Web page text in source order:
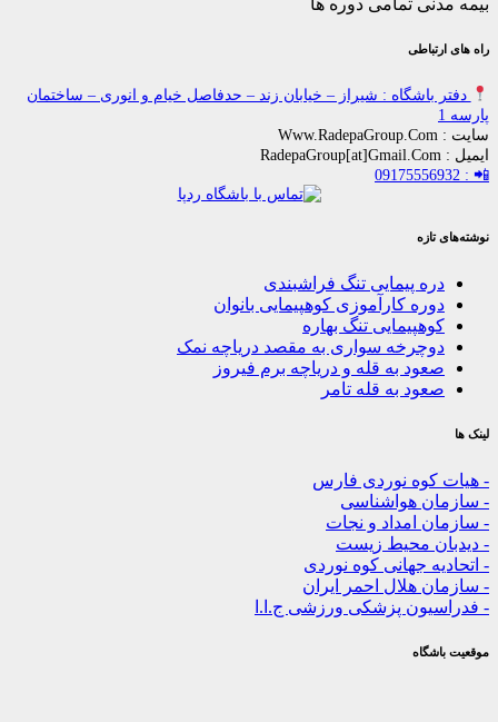
: شیراز – خیابان زند – حدفاصل خیام و انوری – ساختمان
پیمایی تنگ فراشبندی
کارآموزی کوهپیمایی بانوان
تنگ بهاره
سواری به مقصد دریاچه نمک
به قله و دریاچه برم فیروز
به قله تامر
نوردی فارس
هواشناسی
امداد و نجات
محیط زیست
جهانی کوه نوردی
هلال احمر ایران
پزشکی ورزشی ج.ا.ا